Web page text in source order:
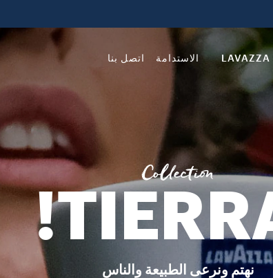
LAVAZZA الاستدامة اتصل بنا
Collection
نهتم ونرعى الطبيعة والناس